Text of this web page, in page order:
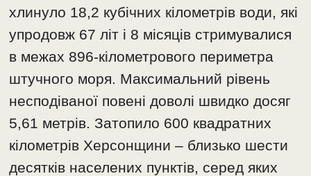
хлинуло 18,2 кубічних кілометрів води, які
упродовж 67 літ і 8 місяців стримувалися
в межах 896-кілометрового периметра
штучного моря. Максимальний рівень
несподіваної повені доволі швидко досяг
5,61 метрів. Затопило 600 квадратних
кілометрів Херсонщини – близько шести
десятків населених пунктів, серед яких